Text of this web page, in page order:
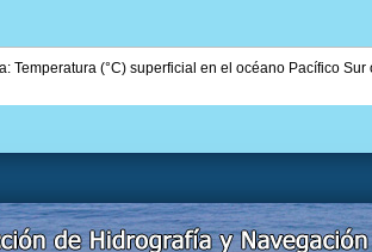
Temperatura (°C) superficial en el océano Pacífico